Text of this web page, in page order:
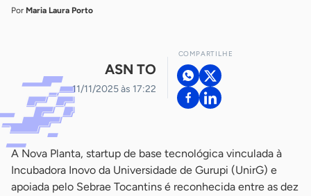
Por Maria Laura Porto
ASN TO
11/11/2025 às 17:22
COMPARTILHE
A Nova Planta, startup de base tecnológica vinculada à
Incubadora Inovo da Universidade de Gurupi (UnirG) e
apoiada pelo Sebrae Tocantins é reconhecida entre as dez